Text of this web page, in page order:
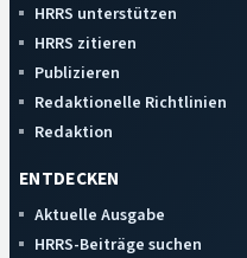
HRRS unterstützen
HRRS zitieren
Publizieren
Redaktionelle Richtlinien
Redaktion
ENTDECKEN
Aktuelle Ausgabe
HRRS-Beiträge suchen